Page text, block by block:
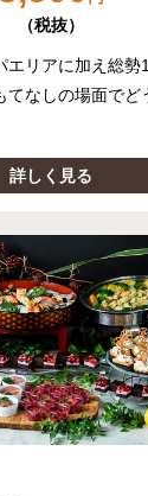
（税抜）
エリアに加え総勢
てなしの場面でど
詳しく見る